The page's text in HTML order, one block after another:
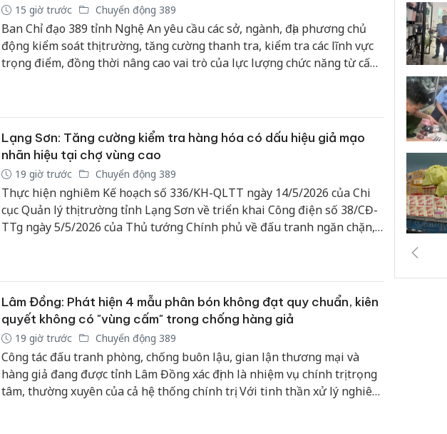
15 giờ trước Chuyển động 389
Ban Chỉ đạo 389 tỉnh Nghệ An yêu cầu các sở, ngành, địa phương chủ
động kiểm soát thị trường, tăng cường thanh tra, kiểm tra các lĩnh vực
trọng điểm, đồng thời nâng cao vai trò của lực lượng chức năng từ cấp
Lạng Sơn: Tăng cường kiểm tra hàng hóa có dấu hiệu giả mạo
nhãn hiệu tại chợ vùng cao
19 giờ trước Chuyển động 389
Thực hiện nghiêm Kế hoạch số 336/KH-QLTT ngày 14/5/2026 của Chi
cục Quản lý thị trường tỉnh Lạng Sơn về triển khai Công điện số 38/CĐ-
TTg ngày 5/5/2026 của Thủ tướng Chính phủ về đấu tranh ngăn chặn,
kinh doanh tại các khu vực trọng điểm, biên giới cũng như các chợ vùng
sâu, vùng xa.
Lâm Đồng: Phát hiện 4 mẫu phân bón không đạt quy chuẩn, kiên
quyết không có "vùng cấm" trong chống hàng giả
19 giờ trước Chuyển động 389
Công tác đấu tranh phòng, chống buôn lậu, gian lận thương mại và
hàng giả đang được tỉnh Lâm Đồng xác định là nhiệm vụ chính trị trọng
tâm, thường xuyên của cả hệ thống chính trị. Với tinh thần xử lý nghiêm
tìm bị hại trong vụ
án sản xuất, buôn
bán yến sào giả
bán bình sữa
Moyuum giả
bán hàng giả tại Phú
Quốc ra đầu thú